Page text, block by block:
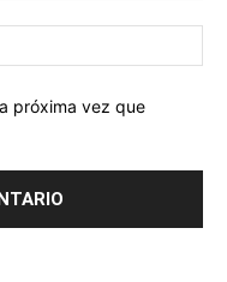
próxima vez que